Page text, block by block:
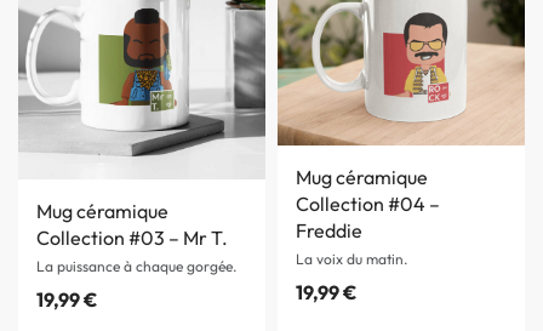
Mug céramique
Collection #03 – Mr T.
La puissance à chaque gorgée.
19,99€
Mug céramique
Collection #04 –
Freddie
La voix du matin.
19,99€